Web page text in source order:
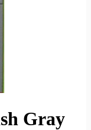
Gray